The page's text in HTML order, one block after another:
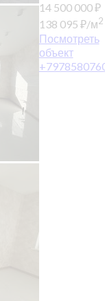
14 500 000₽
138 095 ₽/м2
Посмотреть
объект